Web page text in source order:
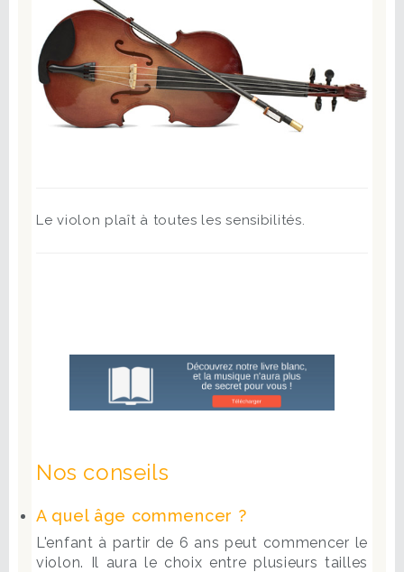
Le violon plaît à toutes les sensibilités.
Nos conseils
A quel âge commencer ?
L'enfant à partir de 6 ans peut commencer le
violon. Il aura le choix entre plusieurs tailles